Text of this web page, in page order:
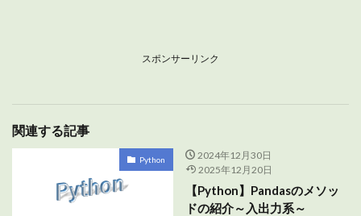
スポンサーリンク
関連する記事
Python
2024年12月30日
2025年12月20日
【Python】Pandasのメソッ
ドの紹介～入出力系～